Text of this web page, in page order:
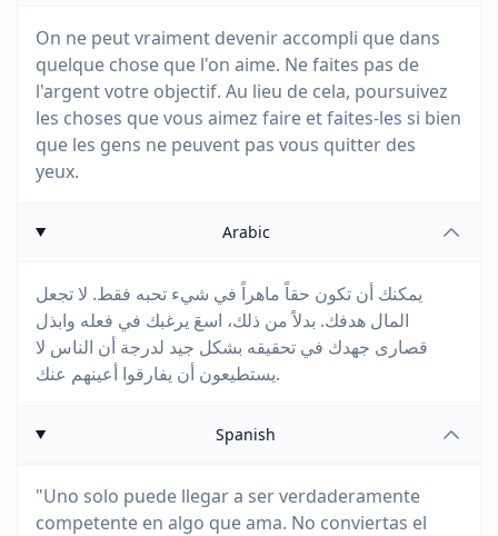
On ne peut vraiment devenir accompli que dans
quelque chose que l'on aime. Ne faites pas de
l'argent votre objectif. Au lieu de cela, poursuivez
les choses que vous aimez faire et faites-les si bien
que les gens ne peuvent pas vous quitter des
yeux.
Arabic
يمكنك أن تكون حقاً ماهراً في شيء تحبه فقط. لا تجعل
المال هدفك. بدلاً من ذلك، اسعَ يرغبك في فعله وابذل
قصارى جهدك في تحقيقه بشكل جيد لدرجة أن الناس لا
يستطيعون أن يفارقوا أعينهم عنك.
Spanish
"Uno solo puede llegar a ser verdaderamente
competente en algo que ama. No conviertas el